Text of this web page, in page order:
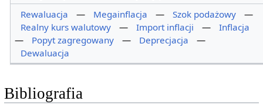
Rewaluacja
— Megainflacja — Szok podażowy
—
Realny kurs walutowy
— Import inflacji —
Inflacja
—
Popyt zagregowany — Deprecjacja
—
Dewaluacja
Bibliografia